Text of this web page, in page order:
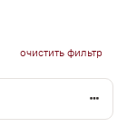
очистить фильтр